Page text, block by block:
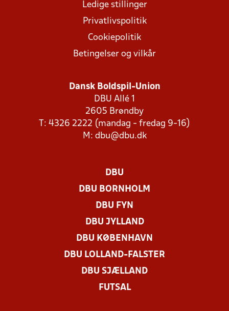
Ledige stillinger
Privatlivspolitik
Cookiepolitik
Betingelser og vilkår
Dansk Boldspil-Union
DBU Allé 1
2605 Brøndby
T: 4326 2222 (mandag - fredag 9-16)
M: dbu@dbu.dk
DBU
DBU BORNHOLM
DBU FYN
DBU JYLLAND
DBU KØBENHAVN
DBU LOLLAND-FALSTER
DBU SJÆLLAND
FUTSAL